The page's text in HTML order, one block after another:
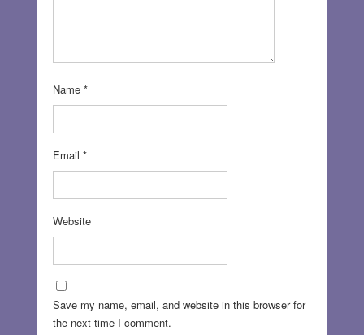
Name *
Email *
Website
Save my name, email, and website in this browser for
the next time I comment.